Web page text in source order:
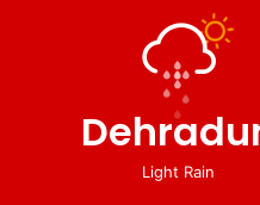
Light Rain